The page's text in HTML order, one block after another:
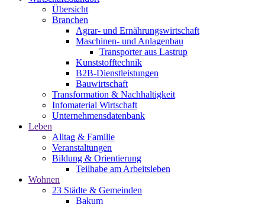
Übersicht
Branchen
Agrar- und Ernährungswirtschaft
Maschinen- und Anlagenbau
Transporter aus Lastrup
Kunststofftechnik
B2B-Dienstleistungen
Bauwirtschaft
Transformation & Nachhaltigkeit
Infomaterial Wirtschaft
Unternehmensdatenbank
Leben
Alltag & Familie
Veranstaltungen
Bildung & Orientierung
Teilhabe am Arbeitsleben
Wohnen
23 Städte & Gemeinden
Bakum